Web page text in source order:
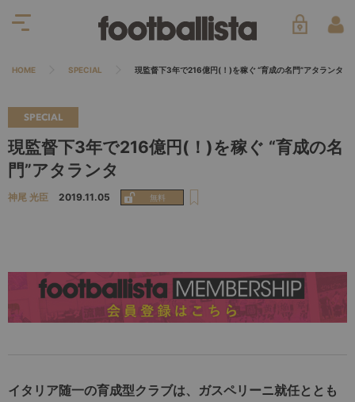
HOME SPECIAL 現監督下3年で216億円(！)を稼ぐ “育成の名門”アタランタ
SPECIAL
現監督下3年で216億円(！)を稼ぐ “育成の名
門”アタランタ
神尾 光臣 2019.11.05
イタリア随一の育成型クラブは、ガスペリーニ就任ととも